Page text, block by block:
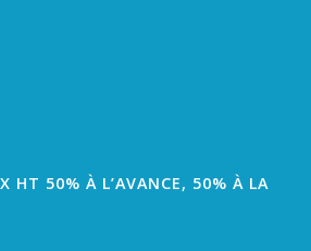
HT 50% À L’AVANCE, 50% À LA